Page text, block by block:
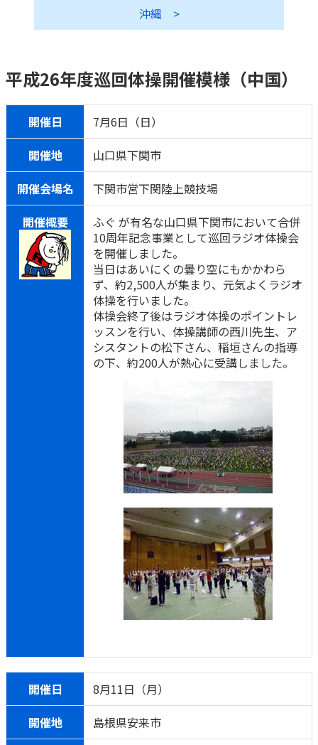
ご契約内容の確認
お客さまに関する情報等の確認の取り組み
各種サービス・お知らせ
かんぽプラチナライフサービス
ご契約のしおり・約款（Web約款）
お問い合わせ
保険の探し方のポイント
ご契約手続きの流れ
保険料のお払込方法
保険用語集
お問い合わせ
健康情報
かんぽアプリ～かんぽの健康と安心を手のひらに～
すこやか健康ラボ
ラジオ体操・みんなの体操
株主・投資家のみなさまへ
日本郵政グループとしての取り組み
CM・オウンドメディア／ソーシャルメディア
かんぽブランド
かんぽ生命のサステナビリティ
お客さまの声／お客さまサービス向上の取組み
かんぽジャンクション
沖縄 >
平成26年度巡回体操開催模様（中国）
開催日
7月6日（日）
開催地
山口県下関市
開催会場名
下関市営下関陸上競技場
開催概要
ふぐ が有名な山口県下関市において合併
10周年記念事業として巡回ラジオ体操会
を開催しました。
当日はあいにくの曇り空にもかかわら
ず、約2,500人が集まり、元気よくラジオ
体操を行いました。
体操会終了後はラジオ体操のポイントレ
ッスンを行い、体操講師の西川先生、ア
シスタントの松下さん、稲垣さんの指導
の下、約200人が熱心に受講しました。
開催日
8月11日（月）
開催地
島根県安来市